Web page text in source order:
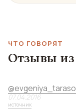
ЧТО ГОВОРЯТ
Отзывы из
@
07.04.2016
источник